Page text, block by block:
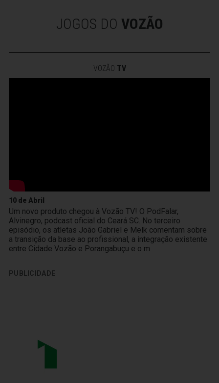
JOGOS DO VOZÃO
VOZÃO TV
10 de Abril
Um novo produto chegou à Vozão TV! O PodFalar,
Alvinegro, podcast oficial do Ceará SC. No terceiro
episódio, os atletas João Gabriel e Melk comentam sobre
a transição da base ao profissional, a integração existente
entre Cidade Vozão e Porangabuçu e o m
PUBLICIDADE